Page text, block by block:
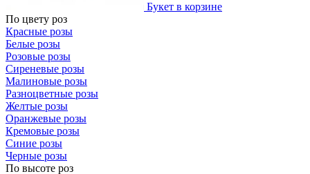
Букет в корзине
По цвету роз
Красные розы
Белые розы
Розовые розы
Сиреневые розы
Малиновые розы
Разноцветные розы
Желтые розы
Оранжевые розы
Кремовые розы
Синие розы
Черные розы
По высоте роз